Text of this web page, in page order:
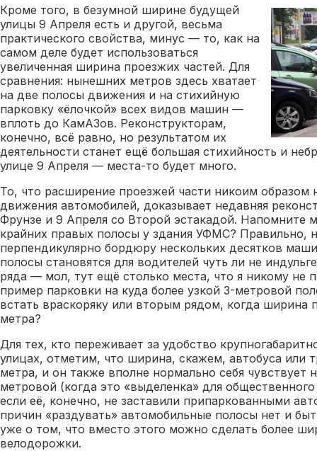
Кроме того, в безумной ширине будущей
улицы 9 Апреля есть и другой, весьма
практического свойства, минус — то, как на
самом деле будет использоваться
увеличенная ширина проезжих частей. Для
сравнения: нынешних метров здесь хватает
на две полосы движения и на стихийную
парковку «ёлочкой» всех видов машин —
вплоть до КамАЗов. Реконструкторам,
конечно, всё равно, но результатом их
деятельности станет ещё большая стихийность и
улице 9 Апреля — места-то будет много.
То, что расширение проезжей части никоим образом
движения автомобилей, доказывает недавняя
Фрунзе и 9 Апреля со Второй эстакадой. Напомните
крайних правых полосы у здания УФМС? Правильно,
перпендикулярно бордюру нескольких десятков
полосы становятся для водителей чуть ли не
ряда — мол, тут ещё столько места, что я никому не
пример парковки на куда более узкой 3-метровой
встать враскоряку или вторым рядом, когда ширина
метра?
Для тех, кто переживает за удобство
улицах, отметим, что ширина, скажем, автобуса или
метра, и он также вполне нормально себя чувствует
метровой (когда это «выделенка» для
если её, конечно, не заставили припаркованными
причин «раздувать» автомобильные полосы нет и
уже о том, что вместо этого можно сделать более
велодорожки.